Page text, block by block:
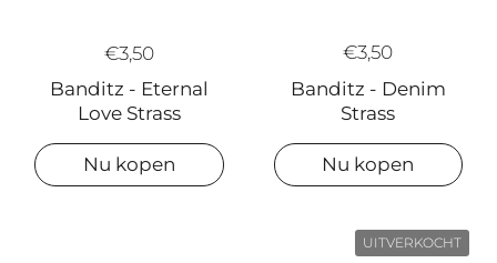
€3,50
Banditz - Eternal
Love Strass
Nu kopen
€3,50
Banditz - Denim
Strass
Nu kopen
UITVERKOCHT